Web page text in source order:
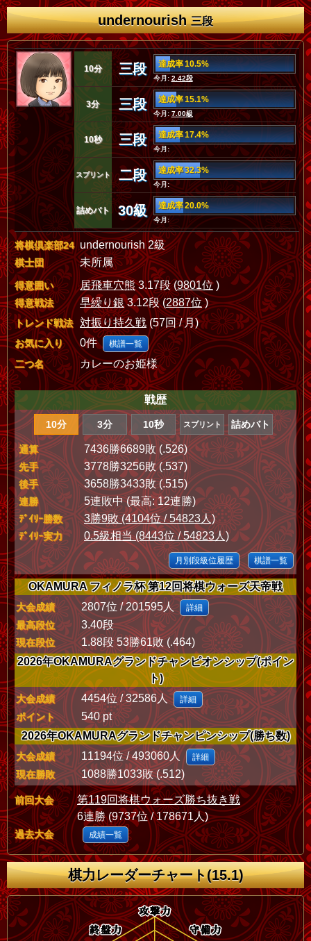
undernourish三段
10分 三段 達成率 10.5%
今月:2.42段
3分 三段 達成率 15.1%
今月:7.00級
10秒 三段 達成率 17.4%
今月:
スプリント 二段 達成率 32.3%
今月:
詰めバト 30級 達成率 20.0%
今月:
将棋倶楽部24 undernourish 2級
棋士団 未所属
得意囲い 居飛車穴熊3.17段 (9801位)
得意戦法 早繰り銀3.12段 (2887位)
トレンド戦法 対振り持久戦 (57回 / 月)
お気に入り 0件 棋譜一覧
二つ名 カレーのお姫様
戦歴
10分 3分 10秒 スプリント 詰めバト
通算 7436勝6689敗 (.526)
先手 3778勝3256敗 (.537)
後手 3658勝3433敗 (.515)
連勝 5連敗中 (最高: 12連勝)
ﾃﾞｲﾘｰ勝数 3勝9敗 (4104位 / 54823人)
ﾃﾞｲﾘｰ実力 0.5級相当 (8443位 / 54823人)
月別段級位履歴 棋譜一覧
OKAMURA フィノラ杯 第12回将棋ウォーズ天帝戦
大会成績 2807位 / 201595人 詳細
最高段位 3.40段
現在段位
1.88段 53勝61敗 (.464)
2026年OKAMURAグランドチャンピオンシップ(ポイン
ト)
大会成績 4454位 / 32586人 詳細
ポイント
540 pt
2026年OKAMURAグランドチャンピンシップ(勝ち数)
大会成績 11194位 / 493060人 詳細
現在勝敗 1088勝1033敗 (.512)
前回大会
第119回将棋ウォーズ勝ち抜き戦
6連勝 (9737位 / 178671人)
過去大会 成績一覧
棋力レーダーチャート(15.1)